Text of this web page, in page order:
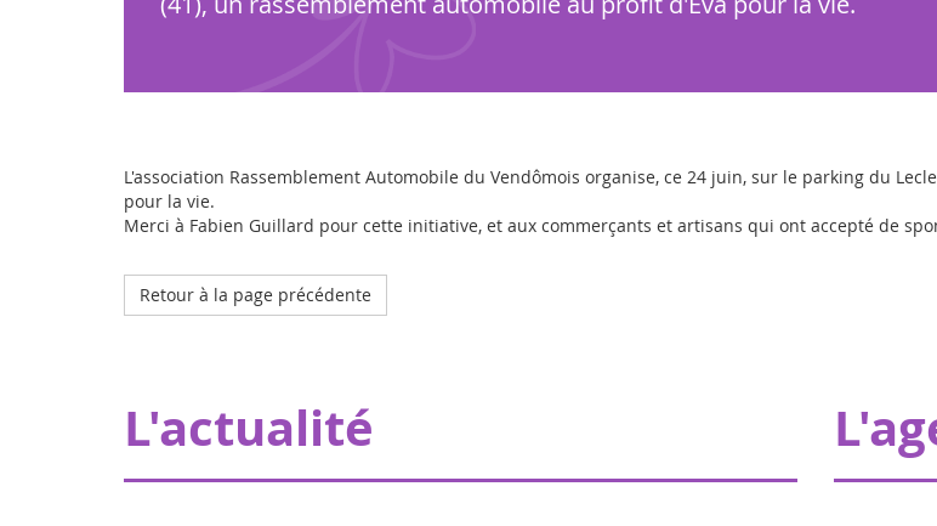
L'association Rassemblement Automobile du Vendômois organise, ce 24 juin, sur le parking du
pour la vie.
Merci à Fabien Guillard pour cette initiative, et aux commerçants et artisans qui ont accepté de
Retour à la page précédente
L'actualité